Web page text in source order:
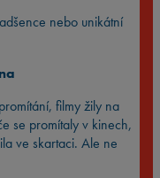
nebo unikátní
filmy žily na
se promítaly v kinech,
ve skartaci. Ale ne